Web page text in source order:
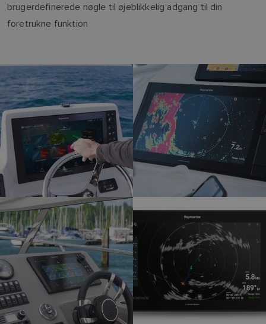
brugerdefinerede nøgle til øjeblikkelig adgang til din
foretrukne funktion